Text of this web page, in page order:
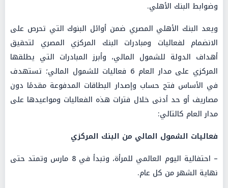
وضوابط البنك الأهلي.
ويعد البنك الأهلي المصري ضمن أوائل البنوك التي تحرص على
الانضمام لفعاليات ومبادرات البنك المركزي المصري لتحقيق
أهداف الدولة للشمول المالي، وأبرز المبادرات التي يطلقها
المركزي على مدار العام 6 فعاليات للشمول المالي؛ تستهدف
في الأساس فتح حساب وإصدار البطاقات المدفوعة مقدمًا دون
مصاريف أو حد أدنى خلال فترات هذه الفعاليات ومواعيدها على
مدار العام كالتالي:
فعاليات الشمول المالي من البنك المركزي
– احتفالية اليوم العالمي للمرأة، وتبدأ في 8 مارس وتمتد حتى
نهاية الشهر من كل عام.